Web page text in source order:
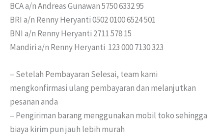
BCA a/n Andreas Gunawan 5750 6332 95
BRI a/n Renny Heryanti 0502 0100 6524 501
BNI a/n Renny Heryanti 2711 578 15
Mandiri a/n Renny Heryanti 123 000 7130 323
– Setelah Pembayaran Selesai, team kami
mengkonfirmasi ulang pembayaran dan melanjutkan
pesanan anda
– Pengiriman barang menggunakan mobil toko sehingga
biaya kirim pun jauh lebih murah